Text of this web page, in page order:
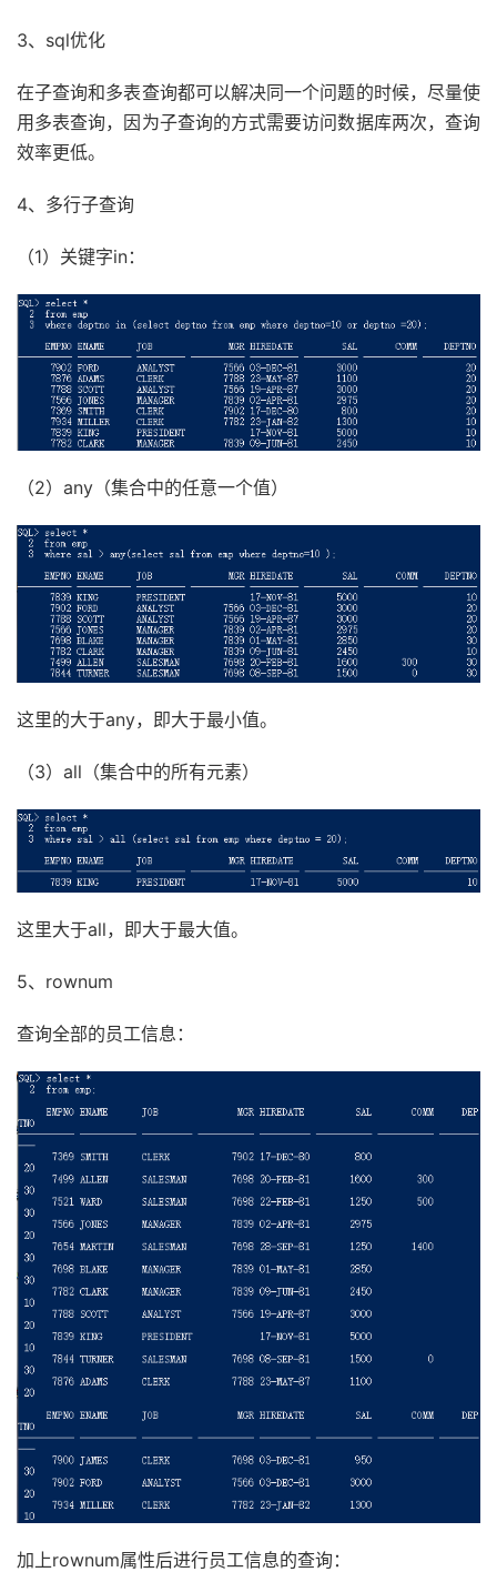
3、sql优化
在子查询和多表查询都可以解决同一个问题的时候，尽量使
用多表查询，因为子查询的方式需要访问数据库两次，查询
效率更低。
4、多行子查询
（1）关键字in：
（2）any（集合中的任意一个值）
这里的大于any，即大于最小值。
（3）all（集合中的所有元素）
这里大于all，即大于最大值。
5、rownum
查询全部的员工信息：
加上rownum属性后进行员工信息的查询：